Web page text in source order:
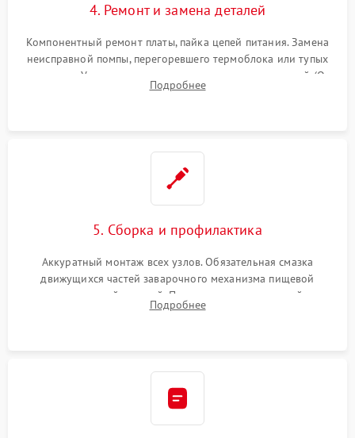
4. Ремонт и замена деталей
Компонентный ремонт платы, пайка цепей питания. Замена
неисправной помпы, перегоревшего термоблока или тупых
жерновов. Установка новых силиконовых уплотнителей (O-
ring) и тефлоновых трубок для надежного устранения
Подробнее
5. Сборка и профилактика
Аккуратный монтаж всех узлов. Обязательная смазка
движущихся частей заварочного механизма пищевой
силиконовой смазкой. Проведение программной
декальцинации и очистки системы от кофейных масел.
Подробнее